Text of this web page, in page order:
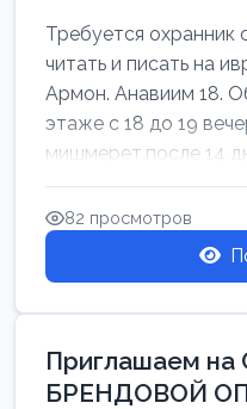
Требуется
читать и писать на
Армон. Анавиим 18.
этаже с 18 до 19
мишмерет.после 14
82 просмотров
Приглашаем
БРЕНДОВОЙ